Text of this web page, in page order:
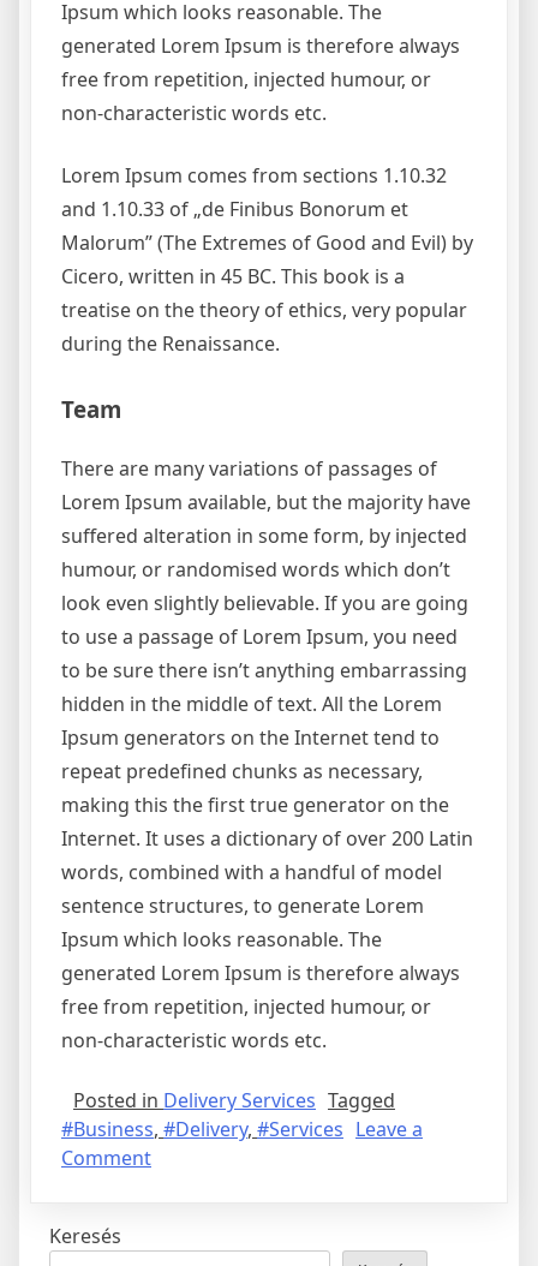
Ipsum which looks reasonable. The
generated Lorem Ipsum is therefore always
free from repetition, injected humour, or
non-characteristic words etc.
Lorem Ipsum comes from sections 1.10.32
and 1.10.33 of „de Finibus Bonorum et
Malorum” (The Extremes of Good and Evil) by
Cicero, written in 45 BC. This book is a
treatise on the theory of ethics, very popular
during the Renaissance.
Team
There are many variations of passages of
Lorem Ipsum available, but the majority have
suffered alteration in some form, by injected
humour, or randomised words which don’t
look even slightly believable. If you are going
to use a passage of Lorem Ipsum, you need
to be sure there isn’t anything embarrassing
hidden in the middle of text. All the Lorem
Ipsum generators on the Internet tend to
repeat predefined chunks as necessary,
making this the first true generator on the
Internet. It uses a dictionary of over 200 Latin
words, combined with a handful of model
sentence structures, to generate Lorem
Ipsum which looks reasonable. The
generated Lorem Ipsum is therefore always
free from repetition, injected humour, or
non-characteristic words etc.
Posted in Delivery Services Tagged
#Business, #Delivery, #Services Leave a
Commenton
Keresés